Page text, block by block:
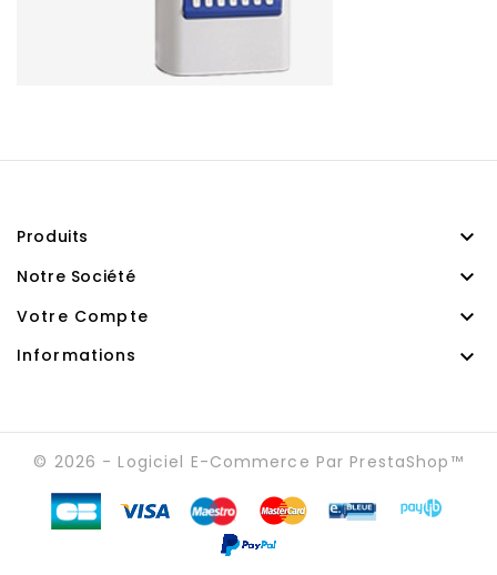
Produits 
Notre Société 
Votre Compte 
Informations 
© 2026 - Logiciel E-Commerce Par PrestaShop™